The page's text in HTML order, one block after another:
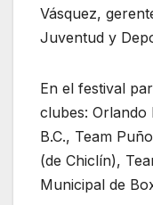
Vásquez,
Juventud y
En el festival
clubes: Orlando
B.C., Team
(de Chiclín),
Municipal de